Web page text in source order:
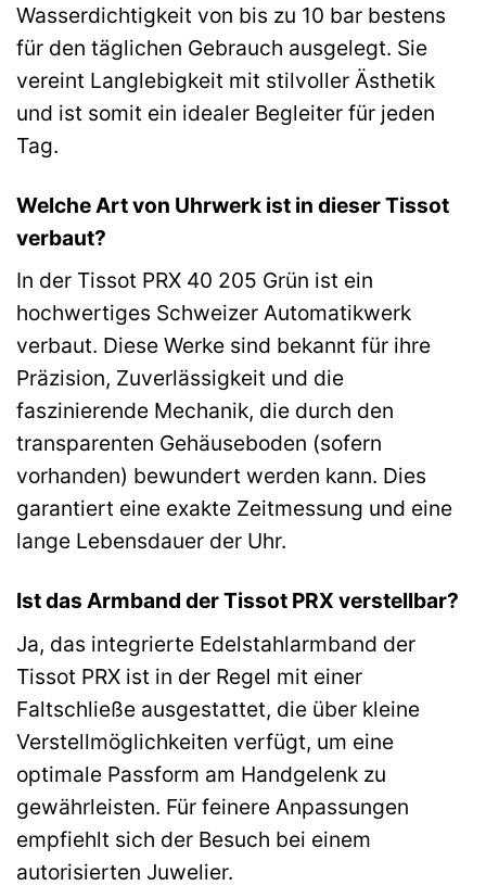
Wasserdichtigkeit von bis zu 10 bar bestens
für den täglichen Gebrauch ausgelegt. Sie
vereint Langlebigkeit mit stilvoller Ästhetik
und ist somit ein idealer Begleiter für jeden
Tag.
Welche Art von Uhrwerk ist in dieser Tissot
verbaut?
In der Tissot PRX 40 205 Grün ist ein
hochwertiges Schweizer Automatikwerk
verbaut. Diese Werke sind bekannt für ihre
Präzision, Zuverlässigkeit und die
faszinierende Mechanik, die durch den
transparenten Gehäuseboden (sofern
vorhanden) bewundert werden kann. Dies
garantiert eine exakte Zeitmessung und eine
lange Lebensdauer der Uhr.
Ist das Armband der Tissot PRX verstellbar?
Ja, das integrierte Edelstahlarmband der
Tissot PRX ist in der Regel mit einer
Faltschließe ausgestattet, die über kleine
Verstellmöglichkeiten verfügt, um eine
optimale Passform am Handgelenk zu
gewährleisten. Für feinere Anpassungen
empfiehlt sich der Besuch bei einem
autorisierten Juwelier.